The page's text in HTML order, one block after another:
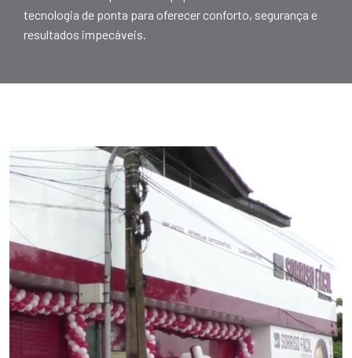
tecnologia de ponta para oferecer conforto, segurança e
resultados impecáveis.